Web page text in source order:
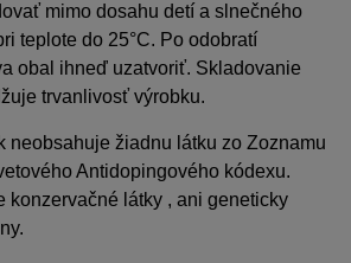
mimo dosahu detí a slnečného
teplote do 25°C. Po odobratí
obal ihneď uzatvoriť. Skladovanie
trvanlivosť výrobku.
neobsahuje žiadnu látku zo Zoznamu
Antidopingového kódexu.
konzervačné látky , ani geneticky